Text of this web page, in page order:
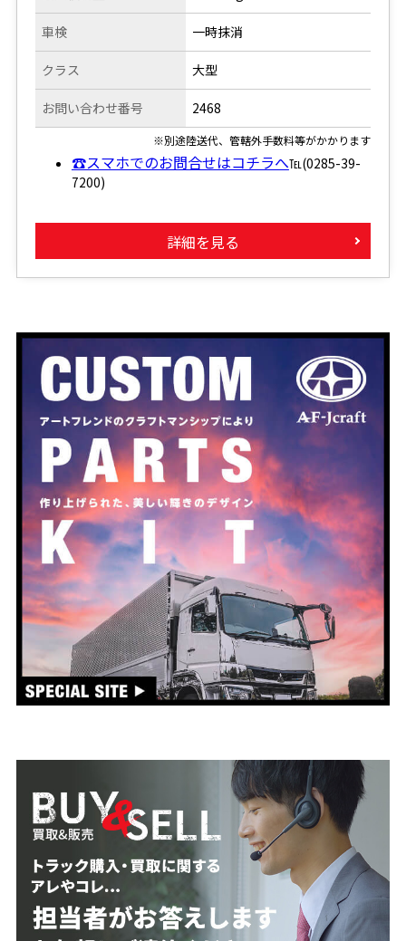
車検
クラス
お問い合わせ番号
一時抹消
大型
2468
※別途陸送代、管轄外手数料等がかかります
☎スマホでのお問合せはコチラへ℡(0285-39-
7200)
詳細を見る